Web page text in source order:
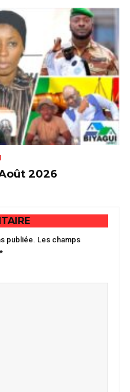
2026
publiée. Les champs
*